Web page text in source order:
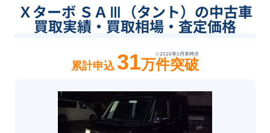
Ｘターボ ＳＡⅢ（タント）の中古車
買取実績・買取相場・査定価格
※2026年5月末時点
累計申込 31万件突破